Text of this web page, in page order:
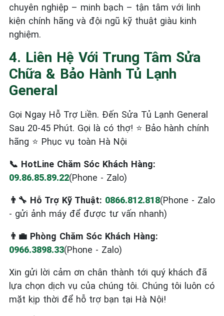
chuyên nghiệp – minh bạch – tận tâm với linh
kiện chính hãng và đội ngũ kỹ thuật giàu kinh
nghiệm.
4. Liên Hệ Với Trung Tâm Sửa
Chữa & Bảo Hành Tủ Lạnh
General
Gọi Ngay Hỗ Trợ Liền. Đến Sửa Tủ Lạnh General
Sau 20-45 Phút. Gọi là có thợ! ⭐ Bảo hành chính
hãng ⭐ Phục vụ toàn Hà Nội
📞 HotLine Chăm Sóc Khách Hàng:
09.86.85.89.22(Phone - Zalo)
👨‍🔧 Hỗ Trợ Kỹ Thuật: 0866.812.818(Phone - Zalo
- gửi ảnh máy để được tư vấn nhanh)
👨‍💼 Phòng Chăm Sóc Khách Hàng:
0966.3898.33(Phone - Zalo)
Xin gửi lời cảm ơn chân thành tới quý khách đã
lựa chọn dịch vụ của chúng tôi. Chúng tôi luôn có
mặt kịp thời để hỗ trợ bạn tại Hà Nội!